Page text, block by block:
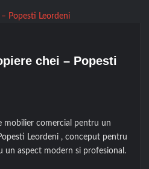
chei – Popesti
mobilier comercial pentru un
Leordeni , conceput pentru
un aspect modern si profesional.